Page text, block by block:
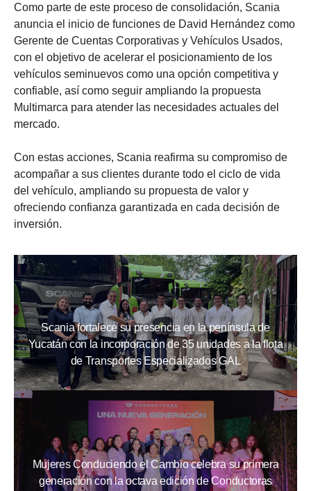
Como parte de este proceso de consolidación, Scania
anuncia el inicio de funciones de David Hernández como
Gerente de Cuentas Corporativas y Vehículos Usados,
con el objetivo de acelerar el posicionamiento de los
vehículos seminuevos como una opción competitiva y
confiable, así como seguir ampliando la propuesta
Multimarca para atender las necesidades actuales del
mercado.
Con estas acciones, Scania reafirma su compromiso de
acompañar a sus clientes durante todo el ciclo de vida
del vehículo, ampliando su propuesta de valor y
ofreciendo confianza garantizada en cada decisión de
inversión.
Scania fortalece su presencia en la península de
Yucatán con la incorporación de 35 unidades a la flota
de Transportes Especializados GAL
Mujeres Conduciendo el Cambio celebra su primera
generación con la octava edición de Conductoras